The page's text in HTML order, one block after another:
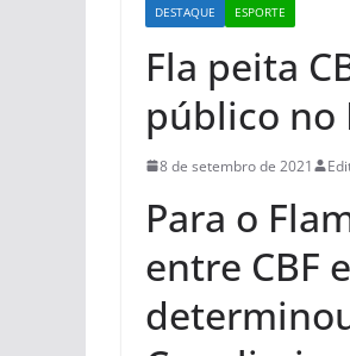
DESTAQUE ESPORTE
Fla peita
público no
8 de setembro de 2021
Para o
entre CBF